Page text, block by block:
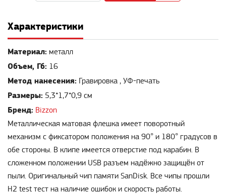
Характеристики
Материал: металл
Объем, Гб: 16
Метод нанесения: Гравировка , УФ-печать
Размеры: 5,3*1,7*0,9 см
Бренд: Bizzon
Металлическая матовая флешка имеет поворотный
механизм с фиксатором положения на 90° и 180° градусов в
обе стороны. В клипе имеется отверстие под карабин. В
сложенном положении USB разъем надёжно защищён от
пыли. Оригинальный чип памяти SanDisk. Все чипы прошли
H2 test тест на наличие ошибок и скорость работы.